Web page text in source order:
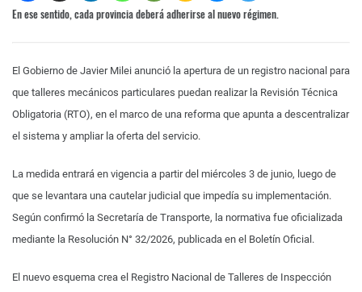
En ese sentido, cada provincia deberá adherirse al nuevo régimen.
El Gobierno de Javier Milei anunció la apertura de un registro nacional para
que talleres mecánicos particulares puedan realizar la Revisión Técnica
Obligatoria (RTO), en el marco de una reforma que apunta a descentralizar
el sistema y ampliar la oferta del servicio.
La medida entrará en vigencia a partir del miércoles 3 de junio, luego de
que se levantara una cautelar judicial que impedía su implementación.
Según confirmó la Secretaría de Transporte, la normativa fue oficializada
mediante la Resolución N° 32/2026, publicada en el Boletín Oficial.
El nuevo esquema crea el Registro Nacional de Talleres de Inspección